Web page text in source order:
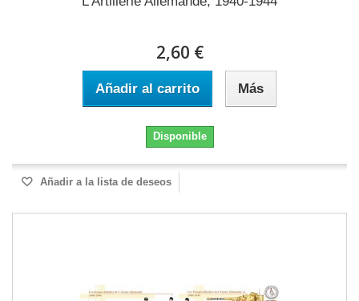
2,60 €
Añadir al carrito Más
Disponible
Añadir a la lista de deseos